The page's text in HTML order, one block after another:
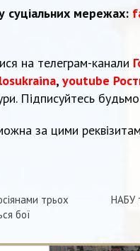
суціальних мережах:
на телеграм-канали
, youtube
Підписуйтесь
за цими
трьох
бої
НАБУ